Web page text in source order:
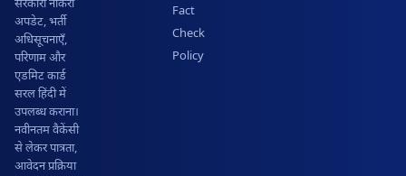
अपडेट, भर्ती
अधिसूचनाएँ,
परिणाम और
एडमिट कार्ड
सरल हिंदी में
उपलब्ध कराना।
नवीनतम वैकेंसी
से लेकर पात्रता,
आवेदन प्रक्रिया
Fact
Check
Policy